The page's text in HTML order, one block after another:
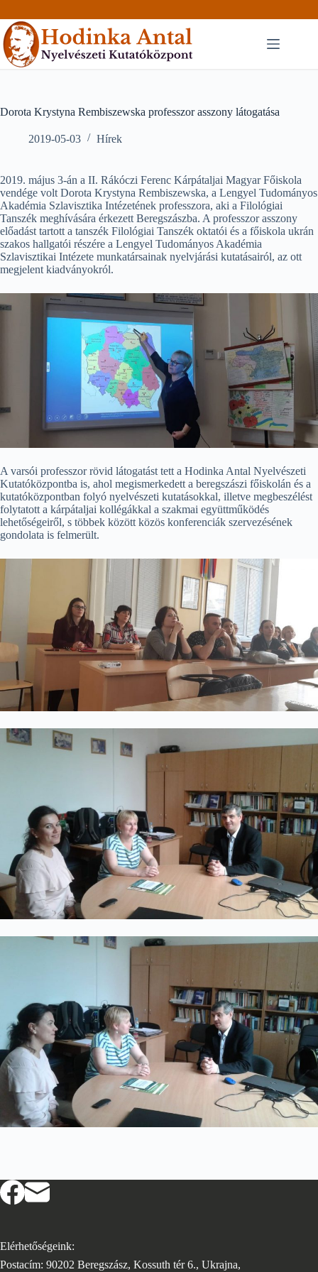
to
content
Dorota Krystyna Rembiszewska professzor asszony látogatása
2019-05-03 Hírek
2019. május 3-án a II. Rákóczi Ferenc Kárpátaljai Magyar Főiskola
vendége volt Dorota Krystyna Rembiszewska, a Lengyel Tudományos
Akadémia Szlavisztika Intézetének professzora, aki a Filológiai
Tanszék meghívására érkezett Beregszászba. A professzor asszony
előadást tartott a tanszék Filológiai Tanszék oktatói és a főiskola ukrán
szakos hallgatói részére a Lengyel Tudományos Akadémia
Szlavisztikai Intézete munkatársainak nyelvjárási kutatásairól, az ott
megjelent kiadványokról.
A varsói professzor rövid látogatást tett a Hodinka Antal Nyelvészeti
Kutatóközpontba is, ahol megismerkedett a beregszászi főiskolán és a
kutatóközpontban folyó nyelvészeti kutatásokkal, illetve megbeszélést
folytatott a kárpátaljai kollégákkal a szakmai együttműködés
lehetőségeiről, s többek között közös konferenciák szervezésének
gondolata is felmerült.
Elérhetőségeink:
Postacím: 90202 Beregszász, Kossuth tér 6., Ukrajna,